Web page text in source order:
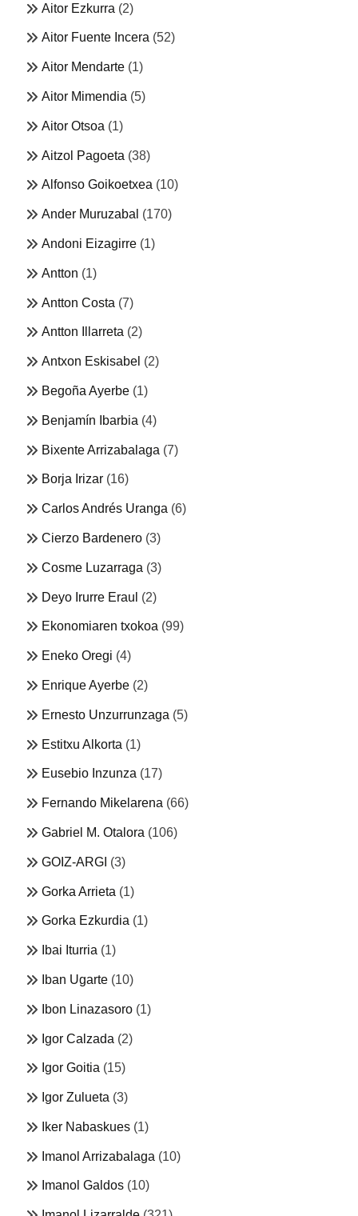
Aitor Ezkurra (2)
Aitor Fuente Incera (52)
Aitor Mendarte (1)
Aitor Mimendia (5)
Aitor Otsoa (1)
Aitzol Pagoeta (38)
Alfonso Goikoetxea (10)
Ander Muruzabal (170)
Andoni Eizagirre (1)
Antton (1)
Antton Costa (7)
Antton Illarreta (2)
Antxon Eskisabel (2)
Begoña Ayerbe (1)
Benjamín Ibarbia (4)
Bixente Arrizabalaga (7)
Borja Irizar (16)
Carlos Andrés Uranga (6)
Cierzo Bardenero (3)
Cosme Luzarraga (3)
Deyo Irurre Eraul (2)
Ekonomiaren txokoa (99)
Eneko Oregi (4)
Enrique Ayerbe (2)
Ernesto Unzurrunzaga (5)
Estitxu Alkorta (1)
Eusebio Inzunza (17)
Fernando Mikelarena (66)
Gabriel M. Otalora (106)
GOIZ-ARGI (3)
Gorka Arrieta (1)
Gorka Ezkurdia (1)
Ibai Iturria (1)
Iban Ugarte (10)
Ibon Linazasoro (1)
Igor Calzada (2)
Igor Goitia (15)
Igor Zulueta (3)
Iker Nabaskues (1)
Imanol Arrizabalaga (10)
Imanol Galdos (10)